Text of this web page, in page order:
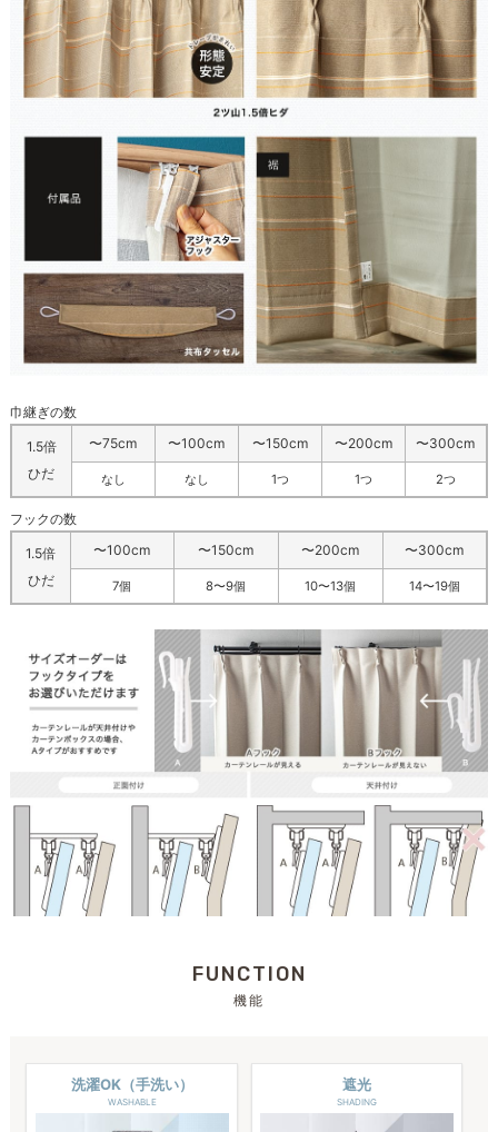
巾継ぎの数
1.5倍
ひだ
〜75cm 〜100cm 〜150cm 〜200cm 〜300cm
なし なし 1つ 1つ 2つ
フックの数
1.5倍
ひだ
〜100cm 〜150cm 〜200cm 〜300cm
7個 8〜9個 10〜13個 14〜19個
FUNCTION
機能
洗濯OK（手洗い）
WASHABLE
遮光
SHADING